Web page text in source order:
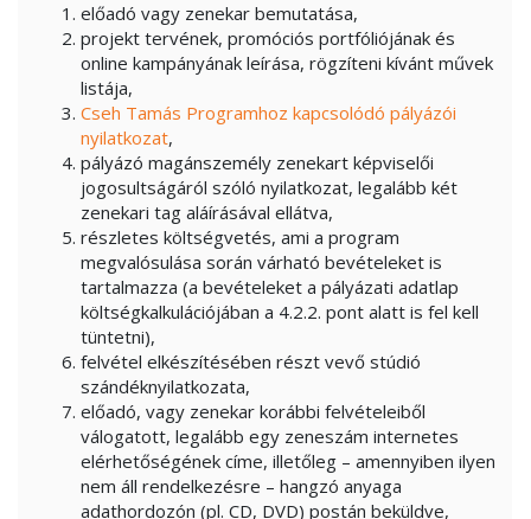
előadó vagy zenekar bemutatása,
projekt tervének, promóciós portfóliójának és
online kampányának leírása, rögzíteni kívánt művek
listája,
Cseh Tamás Programhoz kapcsolódó pályázói
nyilatkozat,
pályázó magánszemély zenekart képviselői
jogosultságáról szóló nyilatkozat, legalább két
zenekari tag aláírásával ellátva,
részletes költségvetés, ami a program
megvalósulása során várható bevételeket is
tartalmazza (a bevételeket a pályázati adatlap
költségkalkulációjában a 4.2.2. pont alatt is fel kell
tüntetni),
felvétel elkészítésében részt vevő stúdió
szándéknyilatkozata,
előadó, vagy zenekar korábbi felvételeiből
válogatott, legalább egy zeneszám internetes
elérhetőségének címe, illetőleg – amennyiben ilyen
nem áll rendelkezésre – hangzó anyaga
adathordozón (pl. CD, DVD) postán beküldve,